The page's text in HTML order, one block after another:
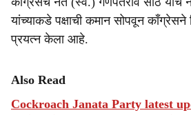
यांच्याकडे पक्षाची कमान सोपवून काँग्रेसने
प्रयत्न केला आहे.
Also Read
Cockroach Janata Party latest